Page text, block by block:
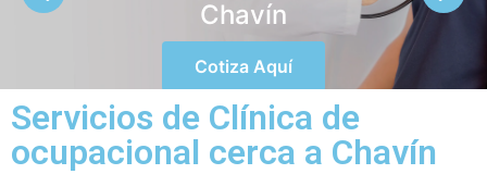
Chavín
Cotiza Aquí
Servicios de Clínica de
ocupacional cerca a Chavín